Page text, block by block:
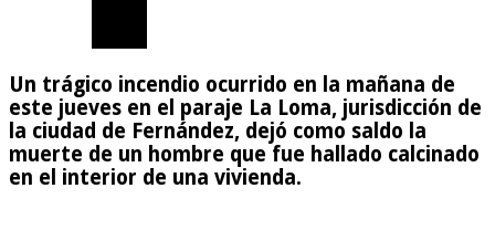
Un trágico incendio ocurrido en la mañana de
este jueves en el paraje La Loma, jurisdicción de
la ciudad de Fernández, dejó como saldo la
muerte de un hombre que fue hallado calcinado
en el interior de una vivienda.